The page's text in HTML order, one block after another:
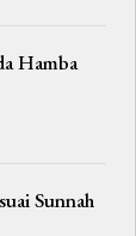
Hamba
Sunnah